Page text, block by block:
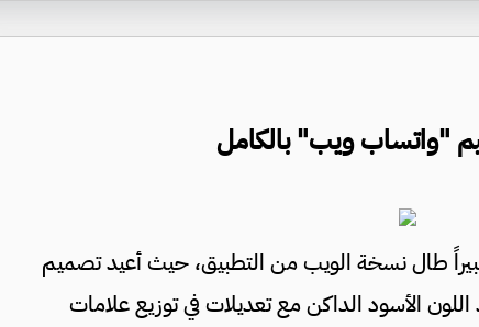
"واتساب ويب" بالكامل
طال نسخة الويب من التطبيق، حيث أعيد تصميم
الأسود الداكن مع تعديلات في توزيع علامات